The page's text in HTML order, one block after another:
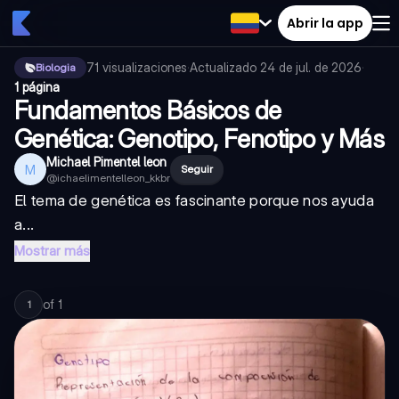
Abrir la app
Biologia 71 visualizaciones·Actualizado 24 de jul. de 2026·
1 página
Fundamentos Básicos de
Genética: Genotipo, Fenotipo y Más
M Michael Pimentel leon
@ichaelimentelleon_kkbr
Seguir
El tema de genética es fascinante porque nos ayuda
a...
Mostrar más
1 of 1